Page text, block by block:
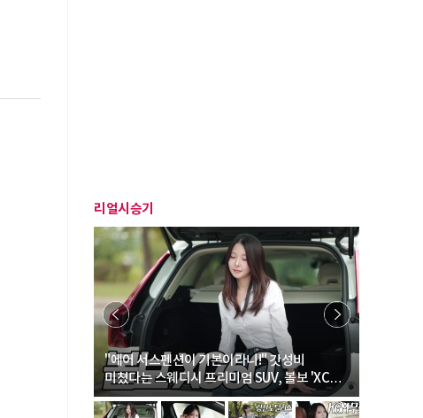
리얼시승기
"에어 서스펜션이 기본이라니!" 갓성비
미쳤다는 스웨디시 프리미엄 SUV, 볼보 'XC60
B5 울트라'